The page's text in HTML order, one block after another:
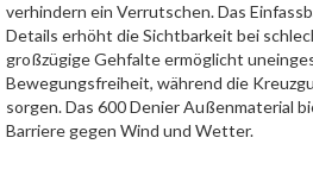
verhindern ein Verrutschen. Das
Details erhöht die Sichtbarkeit bei
großzügige Gehfalte ermöglicht
Bewegungsfreiheit, während die
sorgen. Das 600 Denier Außenmaterial
Barriere gegen Wind und Wetter.